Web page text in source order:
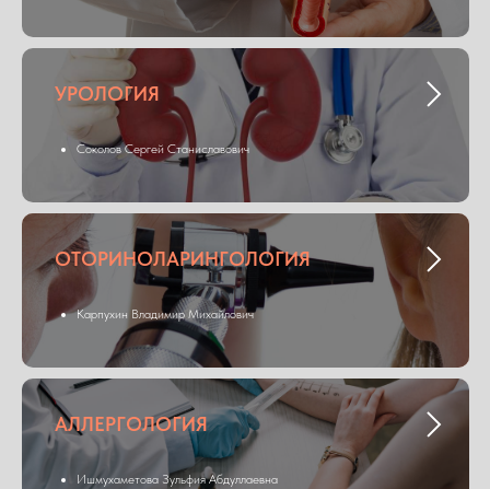
УРОЛОГИЯ
Соколов Сергей Станиславович
ОТОРИНОЛАРИНГОЛОГИЯ
Карпухин Владимир Михайлович
АЛЛЕРГОЛОГИЯ
Ишмухаметова Зульфия Абдуллаевна